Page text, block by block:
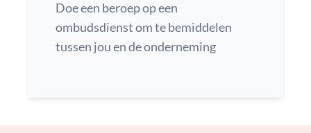
Doe een beroep op een
ombudsdienst om te bemiddelen
tussen jou en de onderneming